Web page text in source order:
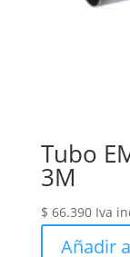
Tubo
3M
$ 66.390 Iva
Añadir